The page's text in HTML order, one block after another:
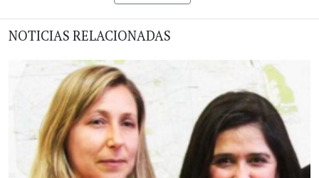
NOTICIAS RELACIONADAS